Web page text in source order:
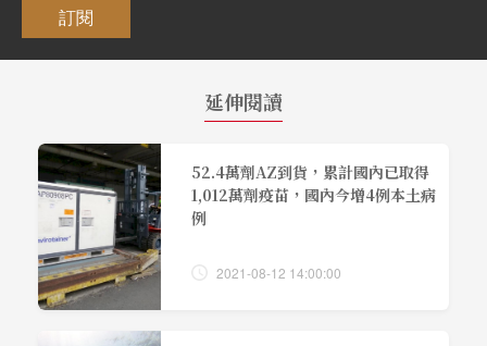
訂閱
延伸閱讀
52.4萬劑AZ到貨，累計國內已取得
1,012萬劑疫苗，國內今增4例本土病
例
2021-08-12 14:00:00